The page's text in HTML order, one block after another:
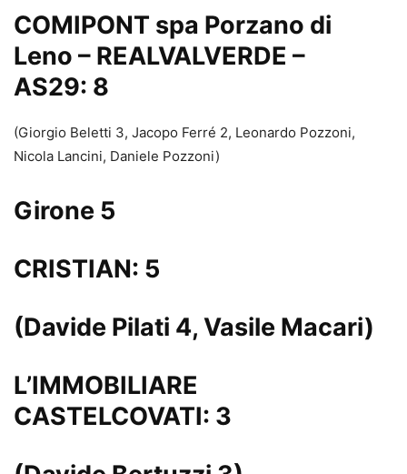
COMIPONT spa Porzano di
Leno – REALVALVERDE –
AS29: 8
(Giorgio Beletti 3, Jacopo Ferré 2, Leonardo Pozzoni,
Nicola Lancini, Daniele Pozzoni)
Girone 5
CRISTIAN: 5
(Davide Pilati 4, Vasile Macari)
L’IMMOBILIARE
CASTELCOVATI: 3